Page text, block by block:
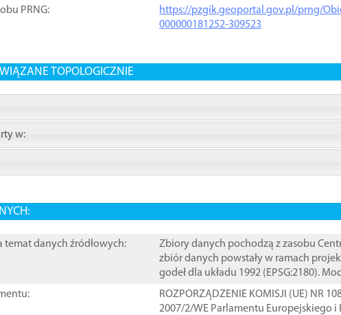
PRNG:
https://pzgik.geoportal.gov.pl/prng/
000000181252-309523
TOPOLOGICZNIE
w:
temat danych źródłowych:
Zbiory danych pochodzą z zasobu
zbiór danych powstały w ramach
godeł dla układu 1992 (EPSG:2180).
ROZPORZĄDZENIE KOMISJI (UE) NR
2007/2/WE Parlamentu Europejskiego